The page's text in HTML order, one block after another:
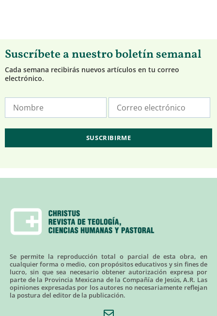
Suscríbete a nuestro boletín semanal
Cada semana recibirás nuevos artículos en tu correo
electrónico.
Se permite la reproducción total o parcial de esta obra, en
cualquier forma o medio, con propósitos educativos y sin fines de
lucro, sin que sea necesario obtener autorización expresa por
parte de la Provincia Mexicana de la Compañía de Jesús, A.R. Las
opiniones expresadas por los autores no necesariamente reflejan
la postura del editor de la publicación.